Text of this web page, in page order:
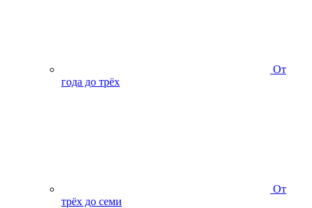
От
года до трёх
От
трёх до семи